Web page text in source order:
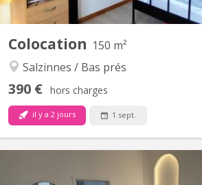
Colocation 150 m²
Salzinnes / Bas prés
390 € hors charges
il y a 2 jours 1 sept.